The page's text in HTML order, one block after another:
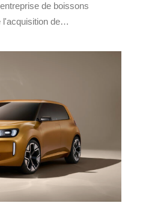
de boissons
l'acquisition de…